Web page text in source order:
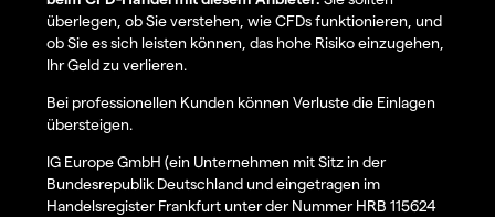
überlegen, ob Sie verstehen, wie CFDs funktionieren, und
ob Sie es sich leisten können, das hohe Risiko einzugehen,
Ihr Geld zu verlieren.
Bei professionellen Kunden können Verluste die Einlagen
übersteigen.
IG Europe GmbH (ein Unternehmen mit Sitz in der
Bundesrepublik Deutschland und eingetragen im
Handelsregister Frankfurt unter der Nummer HRB 115624